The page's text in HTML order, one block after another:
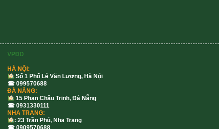
VPĐD
HÀ NỘI:
Số 1 Phố Lê Văn Lương, Hà Nội
☎ 099570688
ĐÀ NẴNG:
15 Phan Châu Trinh, Đà Nẵng
☎ 0931330111
NHA TRANG:
: 23 Trần Phú, Nha Trang
☎ 0909570688